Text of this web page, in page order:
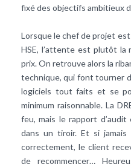
fixé des objectifs ambitieux
Lorsque le chef de projet
HSE, l’attente est plutôt la
prix. On retrouve alors la
technique, qui font tourner
logiciels tout faits et se
minimum raisonnable. La
feu, mais le rapport
dans un tiroir. Et si
correctement, le client
de recommencer…